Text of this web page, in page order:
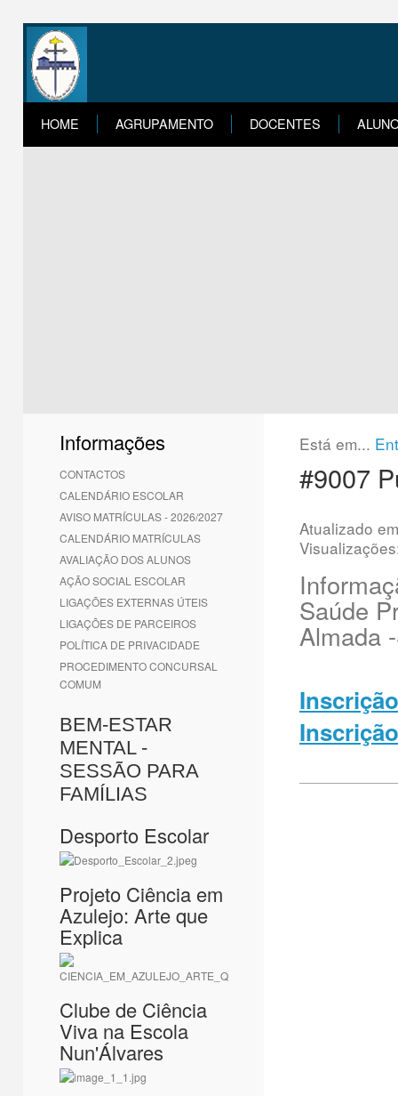
HOME AGRUPAMENTO DOCENTES
Informações
CONTACTOS
CALENDÁRIO ESCOLAR
AVISO MATRÍCULAS - 2026/2027
CALENDÁRIO MATRÍCULAS
AVALIAÇÃO DOS ALUNOS
AÇÃO SOCIAL ESCOLAR
LIGAÇÕES EXTERNAS ÚTEIS
LIGAÇÕES DE PARCEIROS
POLÍTICA DE PRIVACIDADE
PROCEDIMENTO CONCURSAL
COMUM
BEM-ESTAR
MENTAL -
SESSÃO PARA
FAMÍLIAS
Desporto Escolar
Projeto Ciência em
Azulejo: Arte que
Explica
Clube de Ciência
Viva na Escola
Nun'Álvares
Está em...
#9007
Atualizado
Saúde
Almada